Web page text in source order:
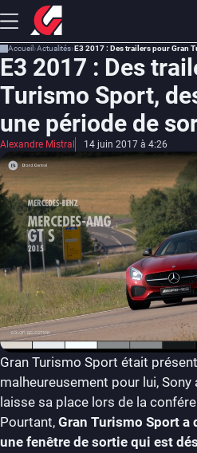
Accueil Actualités
E3 2017 : Des
Turismo Sport,
une période de
Alexandre Mistral 14 juin 2017 à 4:26
Gran Turismo Sport était
malheureusement pour lui,
laisse sa place lors de la
Pourtant, Gran Turismo Sport a
une fenêtre de sortie qui est